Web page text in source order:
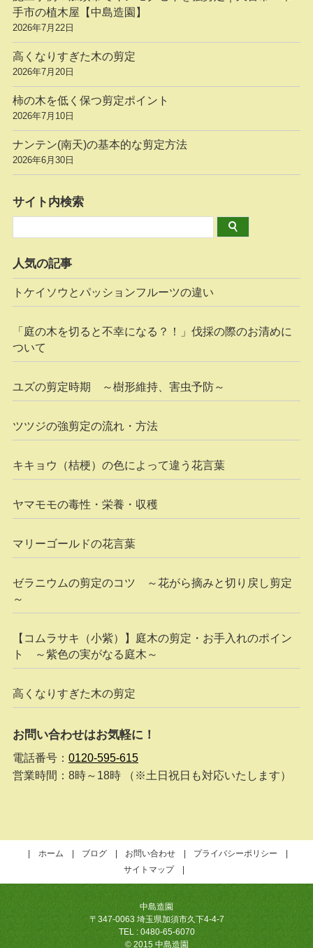
手市の植木屋【中島造園】
2026年7月22日
高くなりすぎた木の剪定
2026年7月20日
柿の木を低く保つ剪定ポイント
2026年7月10日
ナンテン(南天)の基本的な剪定方法
2026年6月30日
サイト内検索
人気の記事
トケイソウとパッションフルーツの違い
「庭の木を切ると不幸になる？！」伐採の際のお清めに
ついて
ユズの剪定時期 ～樹形維持、害虫予防～
ツツジの強剪定の流れ・方法
キキョウ（桔梗）の色によって違う花言葉
ヤマモモの毒性・栄養・収穫
マリーゴールドの花言葉
ゼラニウムの剪定のコツ ～花がら摘みと切り戻し剪定
～
【コムラサキ（小紫）】庭木の剪定・お手入れのポイン
ト ～紫色の実がなる庭木～
高くなりすぎた木の剪定
お問い合わせはお気軽に！
電話番号： 0120-595-615
営業時間：8時～18時 （※土日祝日も対応いたします）
ホーム ブログ お問い合わせ
プライバシーポリシー
サイトマップ
中島造園
〒347-0063 埼玉県加須市久下4-4-7
TEL : 0480-65-6070
© 2015 中島造園